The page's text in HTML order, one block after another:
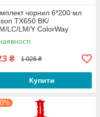
чорнил 6*200 мл
TX650 BK/
LС/LM/Y ColorWay
₴ 1 026 ₴
Купити